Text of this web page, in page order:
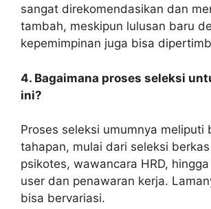
sangat direkomendasikan dan
tambah, meskipun lulusan baru
kepemimpinan juga bisa
4. Bagaimana proses seleksi
ini?
Proses seleksi umumnya meliputi
tahapan, mulai dari seleksi
psikotes, wawancara HRD,
user dan penawaran kerja.
bisa bervariasi.